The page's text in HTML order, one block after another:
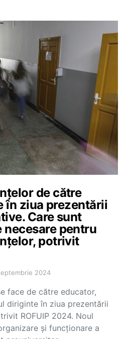
de către
în ziua prezentării
Care sunt
necesare pentru
potrivit
2024
face de către educator,
diriginte în ziua prezentării
ROFUIP 2024. Noul
și funcționare a